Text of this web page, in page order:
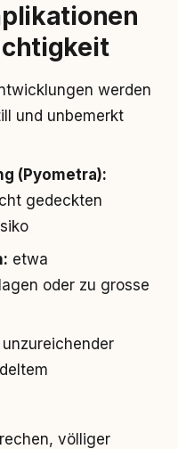
werden
und unbemerkt
(Pyometra):
gedeckten
etwa
oder zu grosse
unzureichender
völliger